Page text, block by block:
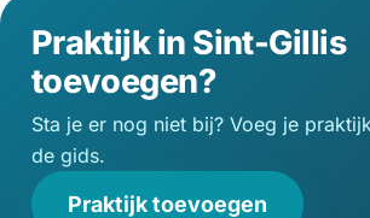
Praktijk in Sint-Gillis
toevoegen?
Sta je er nog niet bij? Voeg je
de gids.
Praktijk toevoegen